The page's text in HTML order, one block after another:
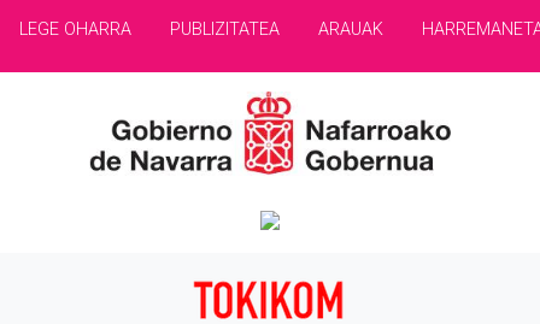
LEGE OHARRA PUBLIZITATEA ARAUAK